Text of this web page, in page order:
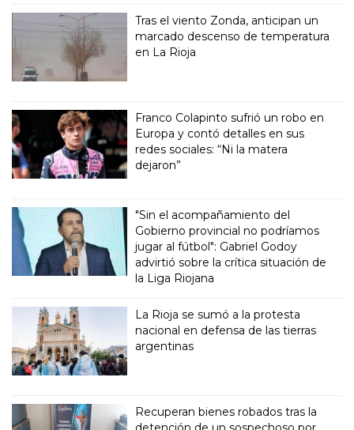
Tras el viento Zonda, anticipan un
marcado descenso de temperatura
en La Rioja
Franco Colapinto sufrió un robo en
Europa y contó detalles en sus
redes sociales: “Ni la matera
dejaron”
"Sin el acompañamiento del
Gobierno provincial no podríamos
jugar al fútbol": Gabriel Godoy
advirtió sobre la crítica situación de
la Liga Riojana
La Rioja se sumó a la protesta
nacional en defensa de las tierras
argentinas
Recuperan bienes robados tras la